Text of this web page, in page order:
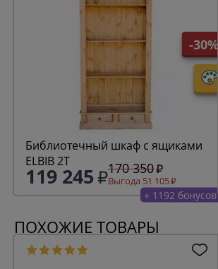
-30%
Библиотечный шкаф с ящиками
ELBIB 2T
119 245 170 350
Выгода 51 105
+ 1192 бонусов
ПОХОЖИЕ ТОВАРЫ